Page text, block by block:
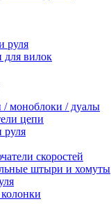
руля
для вилок
/ моноблоки / дуалы
цепи
руля
скоростей
штыри и хомуты